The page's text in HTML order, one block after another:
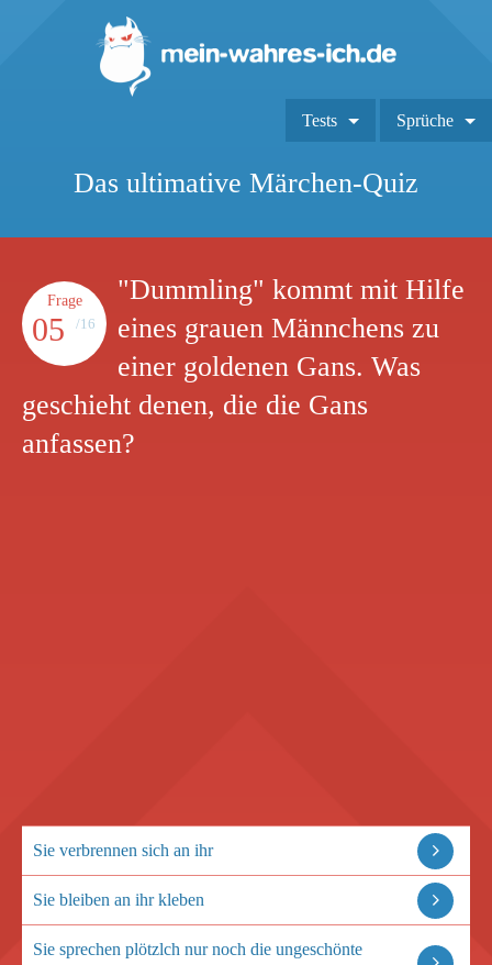
Tests Sprüche
Das ultimative Märchen-Quiz
Frage
05 /16
"Dummling" kommt mit Hilfe
eines grauen Männchens zu
einer goldenen Gans. Was
geschieht denen, die die Gans
anfassen?
Sie verbrennen sich an ihr
Sie bleiben an ihr kleben
Sie sprechen plötzlch nur noch die ungeschönte